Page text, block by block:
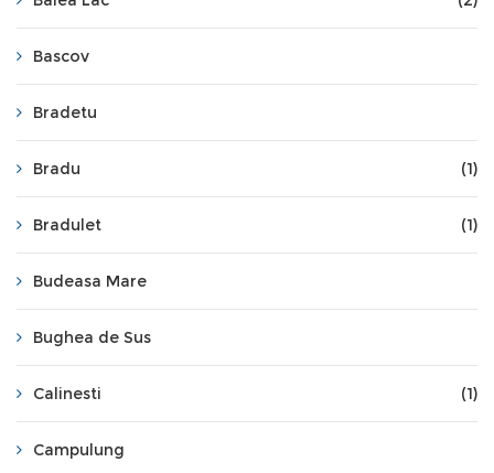
Bascov
Bradetu
Bradu (1)
Bradulet (1)
Budeasa Mare
Bughea de Sus
Calinesti (1)
Campulung